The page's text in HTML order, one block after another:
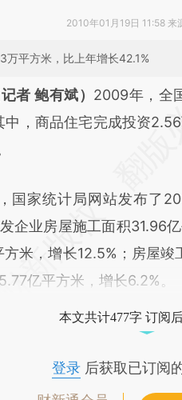
2010年01月19日 11:58 来
万平方米，比上年增长42.1%
开头增加这段话：
gKTyWEiT](https://
意图存在偏差。不代表财
者 鲍有斌） 2009年，全
中，商品住宅完成投资
家统计局网站发布了
企业房屋施工面积31.96
方米，增长12.5%；房屋
亿平方米，增长6.2%。
本文共计477字 订阅
登录后获取已订阅